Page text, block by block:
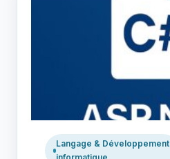
Langage & Développement